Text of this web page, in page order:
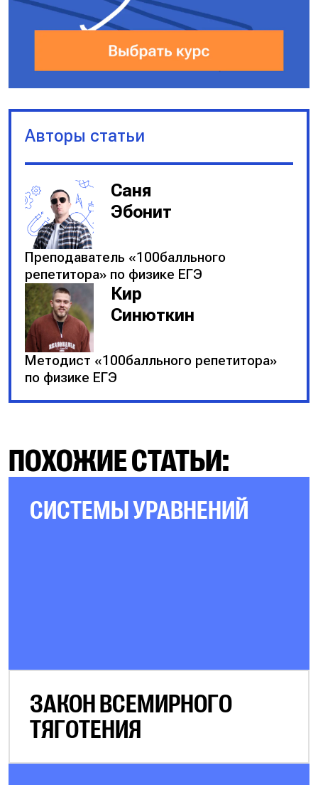
Авторы статьи
Саня
Эбонит
Преподаватель «100балльного
репетитора» по физике ЕГЭ
Кир
Синюткин
Методист «100балльного репетитора»
по физике ЕГЭ
ПОХОЖИЕ СТАТЬИ:
СИСТЕМЫ УРАВНЕНИЙ
ЗАКОН ВСЕМИРНОГО
ТЯГОТЕНИЯ